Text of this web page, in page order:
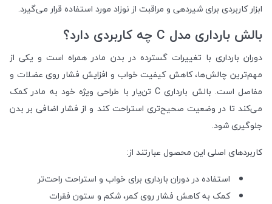
ابزار کاربردی برای شیردهی و مراقبت از نوزاد مورد استفاده قرار می‌گیرد.
بالش بارداری مدل C چه کاربردی دارد؟
دوران بارداری با تغییرات گسترده در بدن مادر همراه است و یکی از
مهم‌ترین چالش‌ها، کاهش کیفیت خواب و افزایش فشار روی عضلات و
مفاصل است. بالش بارداری C تن‌یار با طراحی ویژه خود به مادر کمک
می‌کند تا در وضعیت صحیح‌تری استراحت کند و از فشار اضافی بر بدن
جلوگیری شود.
کاربردهای اصلی این محصول عبارتند از:
استفاده در دوران بارداری برای خواب و استراحت راحت‌تر
کمک به کاهش فشار روی کمر، شکم و ستون فقرات